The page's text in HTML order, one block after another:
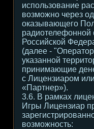
использование
возможно через
оказывающего
радиотелефонной
Российской
(далее -
указанной
принимающие
с Лицензиаром
«Партнер»).
3.6. В рамках
Игры Лицензиар
возможность: